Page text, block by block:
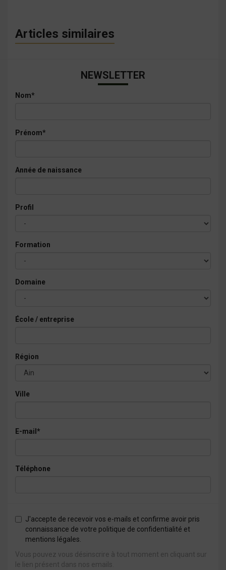
Articles similaires
NEWSLETTER
Nom*
Prénom*
Année de naissance
Profil
Formation
Domaine
École / entreprise
Région
Ville
E-mail*
Téléphone
J'accepte de recevoir vos e-mails et confirme avoir pris
connaissance de votre politique de confidentialité et
mentions légales.
Vous pouvez vous désinscrire à tout moment en cliquant sur
le lien présent dans nos emails.